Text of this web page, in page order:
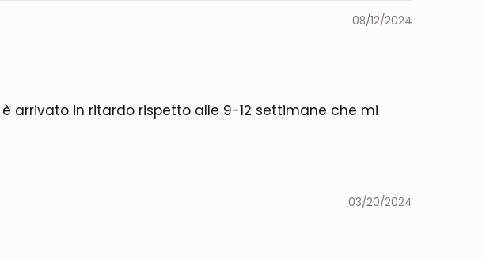
08/12/2024
arrivato in ritardo rispetto alle 9-12 settimane che mi
03/20/2024